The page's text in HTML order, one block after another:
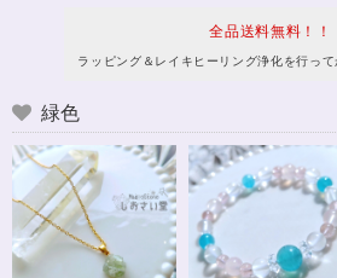
全品送料無料！！
ラッピング＆レイキヒーリング浄化を行って
緑色